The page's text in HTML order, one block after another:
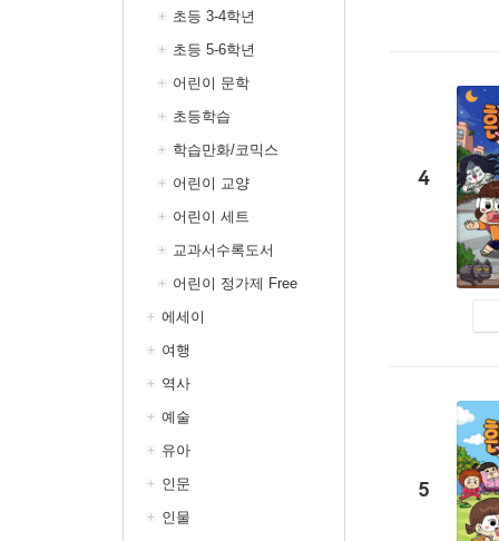
초등 3-4학년
초등 5-6학년
어린이 문학
초등학습
학습만화/코믹스
어린이 교양
어린이 세트
교과서수록도서
어린이 정가제 Free
에세이
여행
역사
예술
유아
인문
인물
4
5